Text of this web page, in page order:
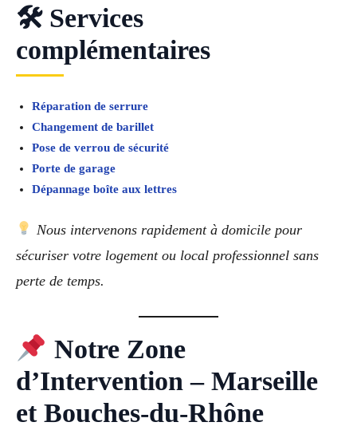
🛠 Services
complémentaires
Réparation de serrure
Changement de barillet
Pose de verrou de sécurité
Porte de garage
Dépannage boîte aux lettres
Nous intervenons rapidement à domicile pour
sécuriser votre logement ou local professionnel sans
perte de temps.
Notre Zone
d’Intervention – Marseille
et Bouches‑du‑Rhône